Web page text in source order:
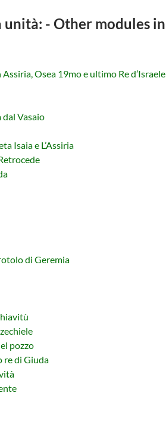
- Other modules
Osea 19mo e ultimo Re d’Israele
dal Vasaio
Isaia e L’Assiria
di Geremia
pozzo
re di Giuda